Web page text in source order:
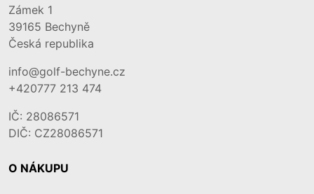
Zámek 1
39165 Bechyně
Česká republika
info@golf-bechyne.cz
+420777 213 474
IČ: 28086571
DIČ: CZ28086571
O NÁKUPU